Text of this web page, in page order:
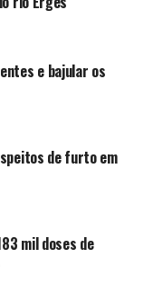
e bajular os
de furto em
mil doses de